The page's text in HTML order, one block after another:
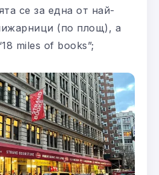
се за една от най-
(по площ), а
miles of books”;